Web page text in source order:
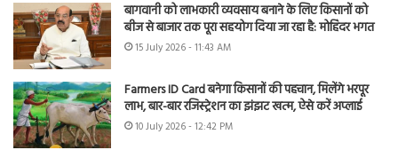
बागवानी को लाभकारी व्यवसाय बनाने के लिए किसानों को
बीज से बाजार तक पूरा सहयोग दिया जा रहा है: मोहिंदर भगत
15 July 2026 - 11:43 AM
Farmers ID Card बनेगा किसानों की पहचान, मिलेंगे भरपूर
लाभ, बार-बार रजिस्ट्रेशन का झंझट खत्म, ऐसे करें अप्लाई
10 July 2026 - 12:42 PM